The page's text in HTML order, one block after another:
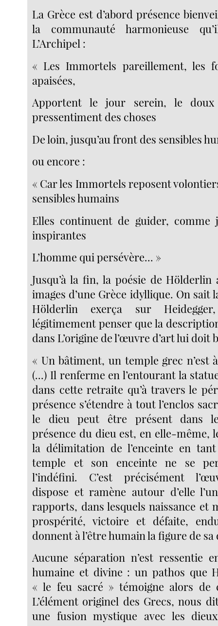
La Grèce est d’abord présence
la communauté harmonieuse
L’Archipel :
« Les Immortels pareillement, les
apaisées,
Apportent le jour serein, le
pressentiment des choses
De loin, jusqu’au front des sensibles
ou encore :
« Car les Immortels reposent
sensibles humains
Elles continuent de guider, comme
inspirantes
L’homme qui persévère... »
Jusqu’à la fin, la poésie de Hölderlin
images d’une Grèce idyllique. On sait
Hölderlin exerça sur
légitimement penser que la
dans L’origine de l’œuvre d’art lui doit
« Un bâtiment, un temple grec n’est
(...) Il renferme en l’entourant la
dans cette retraite qu’à travers le
présence s’étendre à tout l’enclos
le dieu peut être présent dans
présence du dieu est, en elle-même,
la délimitation de l’enceinte en
temple et son enceinte ne se
l’indéfini. C’est précisément
dispose et ramène autour d’elle
rapports, dans lesquels naissance et
prospérité, victoire et défaite,
donnent à l’être humain la figure de sa
Aucune séparation n’est ressentie
humaine et divine : un pathos que
« le feu sacré » témoigne alors de
L’élément originel des Grecs, nous
une fusion mystique avec les